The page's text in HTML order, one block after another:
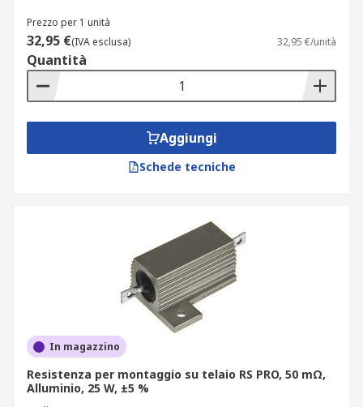
Prezzo per 1 unità
32,95 €(IVA esclusa) 32,95 €/unità
Quantità
Aggiungi
Schede tecniche
In magazzino
Resistenza per montaggio su telaio RS PRO, 50 mΩ,
Alluminio, 25 W, ±5 %